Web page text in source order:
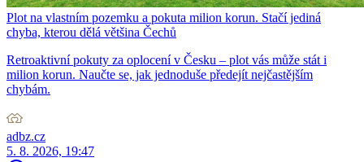
Plot na vlastním pozemku a pokuta milion korun. Stačí jediná
chyba, kterou dělá většina Čechů
Retroaktivní pokuty za oplocení v Česku – plot vás může stát i
milion korun. Naučte se, jak jednoduše předejít nejčastějším
chybám.
adbz.cz
5. 8. 2026, 19:47